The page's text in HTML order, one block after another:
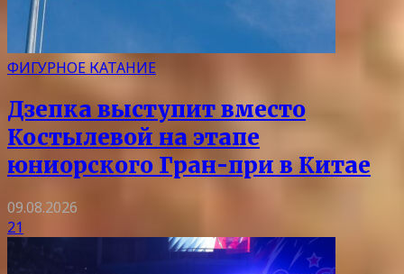
ФИГУРНОЕ КАТАНИЕ
Дзепка выступит вместо
Костылевой на этапе
юниорского Гран-при в Китае
09.08.2026
21